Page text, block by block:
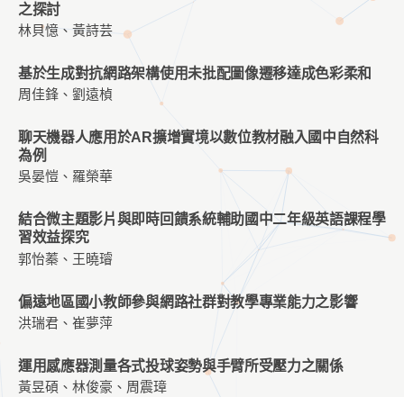
之探討
林貝憶、黃詩芸
基於生成對抗網路架構使用未批配圖像遷移達成色彩柔和
周佳鋒、劉遠楨
聊天機器人應用於AR擴增實境以數位教材融入國中自然科
為例
吳晏愷、羅榮華
結合微主題影片與即時回饋系統輔助國中二年級英語課程學
習效益探究
郭怡蓁、王曉璿
偏遠地區國小教師參與網路社群對教學專業能力之影響
洪瑞君、崔夢萍
運用感應器測量各式投球姿勢與手臂所受壓力之關係
黃昱碩、林俊豪、周震璋